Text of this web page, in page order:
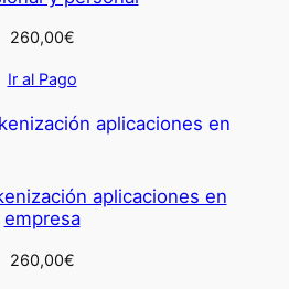
260,00€
Ir al Pago
aplicaciones en
empresa
260,00€